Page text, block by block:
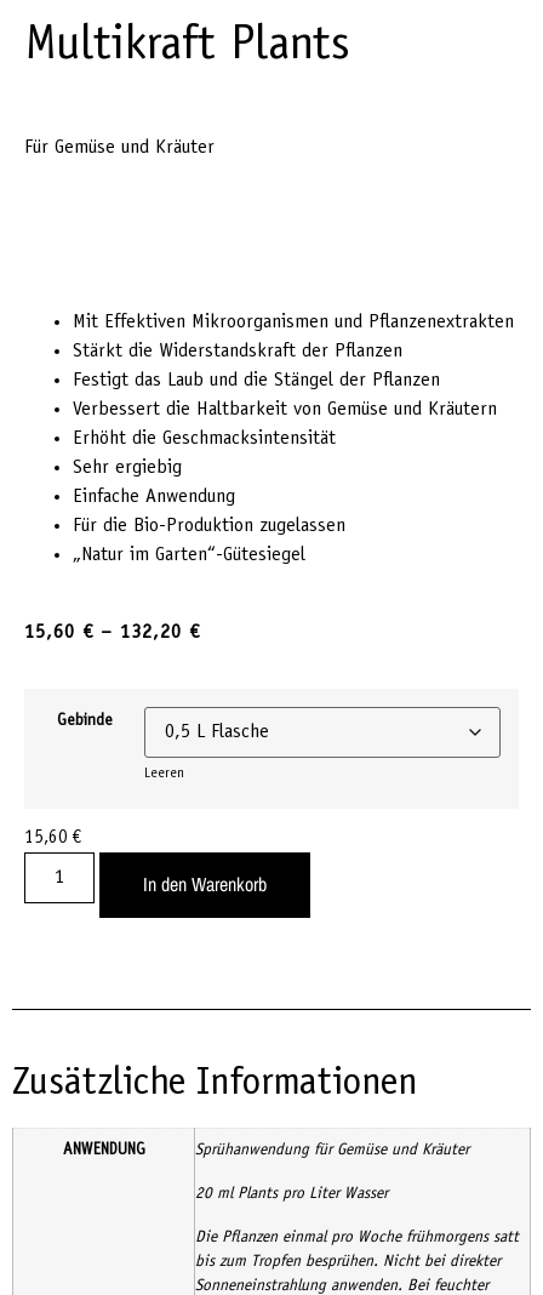
Multikraft Plants
Für Gemüse und Kräuter
Mit Effektiven Mikroorganismen und Pflanzenextrakten
Stärkt die Widerstandskraft der Pflanzen
Festigt das Laub und die Stängel der Pflanzen
Verbessert die Haltbarkeit von Gemüse und Kräutern
Erhöht die Geschmacksintensität
Sehr ergiebig
Einfache Anwendung
Für die Bio-Produktion zugelassen
„Natur im Garten“-Gütesiegel
15,60 € – 132,20 €
Gebinde
Leeren
15,60 €
In den Warenkorb
Zusätzliche Informationen
ANWENDUNG Sprühanwendung für Gemüse und Kräuter
20 ml Plants pro Liter Wasser
Die Pflanzen einmal pro Woche frühmorgens satt
bis zum Tropfen besprühen. Nicht bei direkter
Sonneneinstrahlung anwenden. Bei feuchter